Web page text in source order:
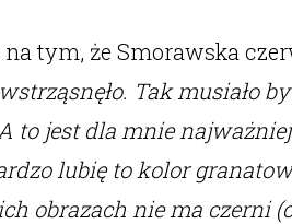
na tym, że Smorawska
Tak musiało
to jest dla mnie
lubię to kolor
obrazach nie ma czerni